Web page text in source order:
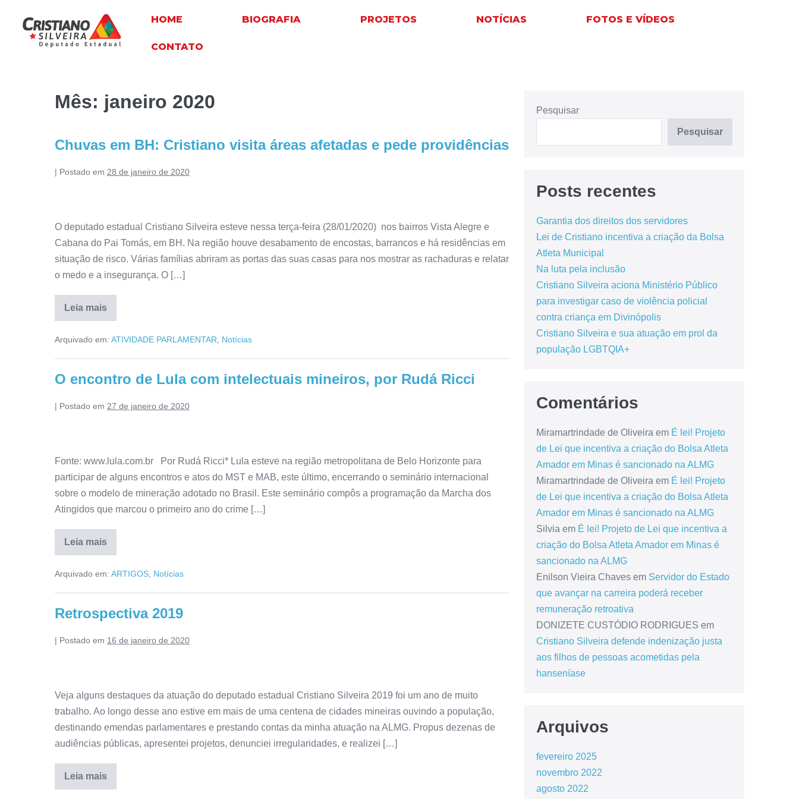
HOME BIOGRAFIA PROJETOS NOTÍCIAS FOTOS E VÍDEOS
CONTATO
Mês: janeiro 2020
Chuvas em BH: Cristiano visita áreas afetadas e pede providências
| Postado em 28 de janeiro de 2020
O deputado estadual Cristiano Silveira esteve nessa terça-feira (28/01/2020) nos bairros Vista Alegre e
Cabana do Pai Tomás, em BH. Na região houve desabamento de encostas, barrancos e há residências em
situação de risco. Várias famílias abriram as portas das suas casas para nos mostrar as rachaduras e relatar
o medo e a insegurança. O […]
Leia mais
Arquivado em: ATIVIDADE PARLAMENTAR Notícias
O encontro de Lula com intelectuais mineiros, por Rudá Ricci
| Postado em 27 de janeiro de 2020
Fonte: www.lula.com.br Por Rudá Ricci* Lula esteve na região metropolitana de Belo Horizonte para
participar de alguns encontros e atos do MST e MAB, este último, encerrando o seminário internacional
sobre o modelo de mineração adotado no Brasil. Este seminário compôs a programação da Marcha dos
Atingidos que marcou o primeiro ano do crime […]
Leia mais
Arquivado em: ARTIGOS Notícias
Retrospectiva 2019
| Postado em 16 de janeiro de 2020
Veja alguns destaques da atuação do deputado estadual Cristiano Silveira 2019 foi um ano de muito
trabalho. Ao longo desse ano estive em mais de uma centena de cidades mineiras ouvindo a população,
destinando emendas parlamentares e prestando contas da minha atuação na ALMG. Propus dezenas de
audiências públicas, apresentei projetos, denunciei irregularidades, e realizei […]
Leia mais
Pesquisar
Pesquisar
Posts recentes
Garantia dos direitos dos servidores
Lei de Cristiano incentiva a criação da Bolsa
Atleta Municipal
Na luta pela inclusão
Cristiano Silveira aciona Ministério Público
para investigar caso de violência policial
contra criança em Divinópolis
Cristiano Silveira e sua atuação em prol da
população LGBTQIA+
Comentários
Miramartrindade de Oliveira em É lei! Projeto
de Lei que incentiva a criação do Bolsa Atleta
Amador em Minas é sancionado na ALMG
Miramartrindade de Oliveira em É lei! Projeto
de Lei que incentiva a criação do Bolsa Atleta
Amador em Minas é sancionado na ALMG
Silvia em É lei! Projeto de Lei que incentiva a
criação do Bolsa Atleta Amador em Minas é
sancionado na ALMG
Enilson Vieira Chavesem Servidor do Estado
que avançar na carreira poderá receber
remuneração retroativa
DONIZETE CUSTÓDIO RODRIGUES em
Cristiano Silveira defende indenização justa
aos filhos de pessoas acometidas pela
hanseníase
Arquivos
fevereiro 2025
novembro 2022
agosto 2022